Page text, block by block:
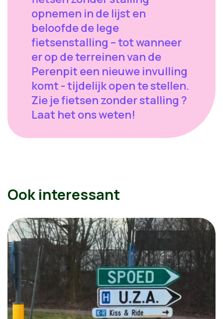
opnemen in de lijst en
beloofde de lege
fietsenstalling – tot wanneer
er op de terreinen van de
Perenpit een nieuwe invulling
komt - tijdelijk open te stellen.
Zie je fietsen zonder stalling ?
Laat het ons weten!
Ook interessant